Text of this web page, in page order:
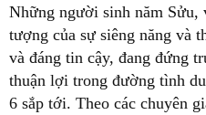
Những người sinh năm Sửu,
tượng của sự siêng năng và
và đáng tin cậy, đang đứng
thuận lợi trong đường tình
6 sắp tới. Theo các chuyên